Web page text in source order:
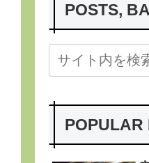
POSTS,
POPULAR